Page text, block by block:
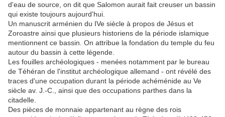
d'eau de source, on dit que Salomon aurait fait creuser un bassin
qui existe toujours aujourd'hui.
Un manuscrit arménien du IVe siècle à propos de Jésus et
Zoroastre ainsi que plusieurs historiens de la période islamique
mentionnent ce bassin. On attribue la fondation du temple du feu
autour du bassin à cette légende.
Les fouilles archéologiques - menées notamment par le bureau
de Téhéran de l'institut archéologique allemand - ont révélé des
traces d'une occupation durant la période achéménide au Ve
siècle av. J.-C., ainsi que des occupations parthes dans la
citadelle.
Des pièces de monnaie appartenant au règne des rois